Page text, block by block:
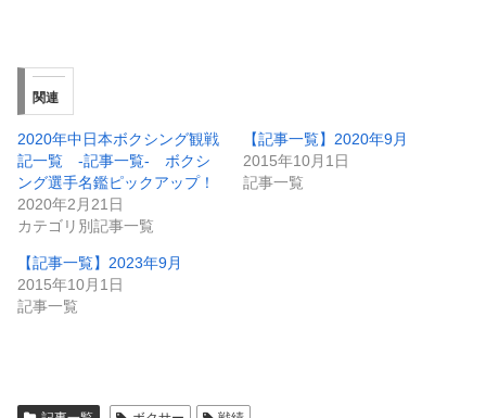
関連
2020年中日本ボクシング観戦
記一覧 -記事一覧- ボクシ
ング選手名鑑ピックアップ！
2020年2月21日
カテゴリ別記事一覧
【記事一覧】2020年9月
2015年10月1日
記事一覧
【記事一覧】2023年9月
2015年10月1日
記事一覧